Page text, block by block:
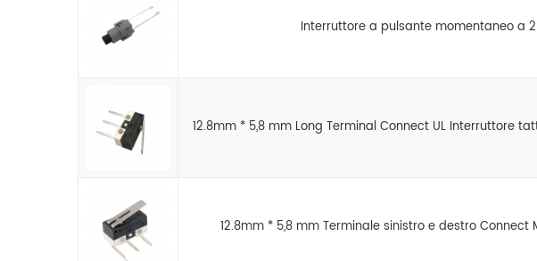
Interruttore a pulsante momentaneo a
12.8mm * 5,8 mm Long Terminal Connect UL Interruttore
12.8mm * 5,8 mm Terminale sinistro e destro Connect